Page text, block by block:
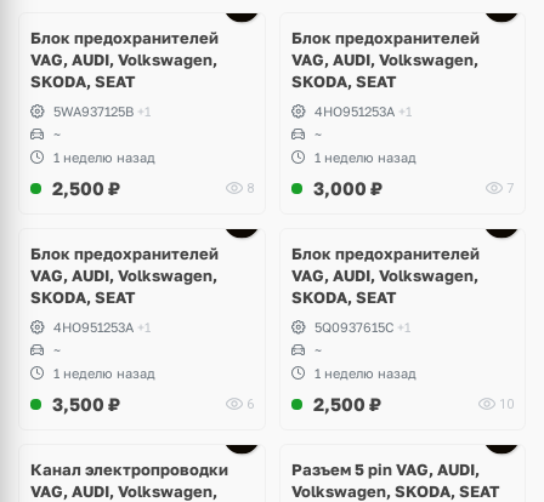
Блок предохранителей
VAG, AUDI, Volkswagen,
SKODA, SEAT
5WA937125B +1
~
1 неделю назад
2,500 ₽ 8
Блок предохранителей
VAG, AUDI, Volkswagen,
SKODA, SEAT
4HO951253A +1
~
1 неделю назад
3,000 ₽ 7
Блок предохранителей
VAG, AUDI, Volkswagen,
SKODA, SEAT
4HO951253A +1
~
1 неделю назад
3,500 ₽ 6
Блок предохранителей
VAG, AUDI, Volkswagen,
SKODA, SEAT
5Q0937615C +1
~
1 неделю назад
2,500 ₽ 10
Канал электропроводки
VAG, AUDI, Volkswagen,
Разъем 5 pin VAG, AUDI,
Volkswagen, SKODA, SEAT